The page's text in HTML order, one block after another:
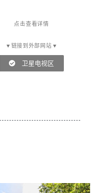
点击查看详情
▼链接到外部网站▼
卫星电视区